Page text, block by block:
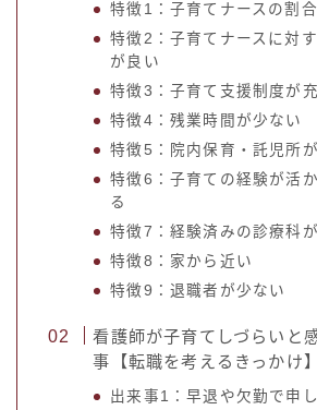
特徴1：子育てナースの割
特徴2：子育てナースに対
が良い
特徴3：子育て支援制度が
特徴4：残業時間が少ない
特徴5：院内保育・託児所
特徴6：子育ての経験が活
る
特徴7：経験済みの診療科
特徴8：家から近い
特徴9：退職者が少ない
看護師が子育てしづらいと
事【転職を考えるきっかけ】
出来事1：早退や欠勤で申